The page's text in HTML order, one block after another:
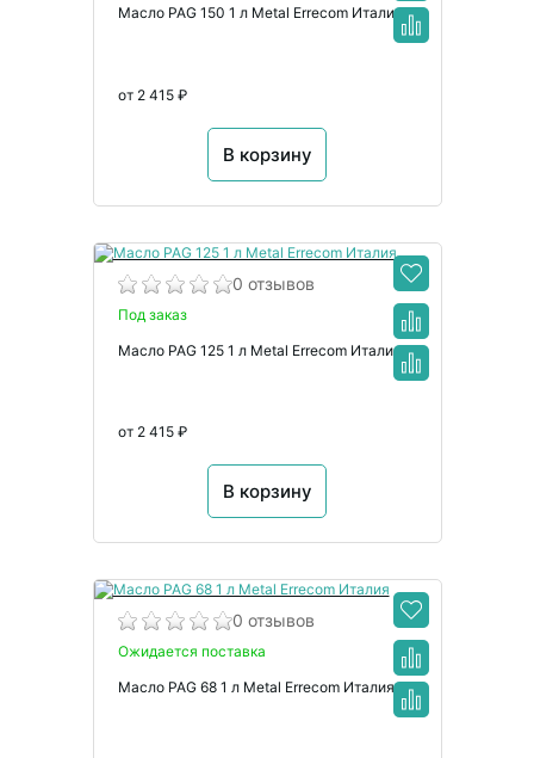
Масло PAG 150 1 л Metal Errecom Италия
от 2 415 ₽
В корзину
0 отзывов
Под заказ
Масло PAG 125 1 л Metal Errecom Италия
от 2 415 ₽
В корзину
0 отзывов
Ожидается поставка
Масло PAG 68 1 л Metal Errecom Италия